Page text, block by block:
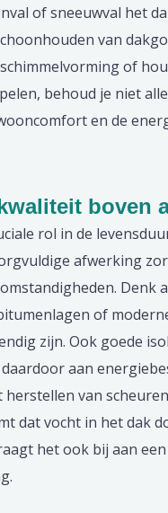
of sneeuwval het
van
of
behoud je niet
en de
boven
rol in de
afwerking
Denk
of
zijn. Ook goede
aan
van
dat vocht in het dak
het ook bij aan